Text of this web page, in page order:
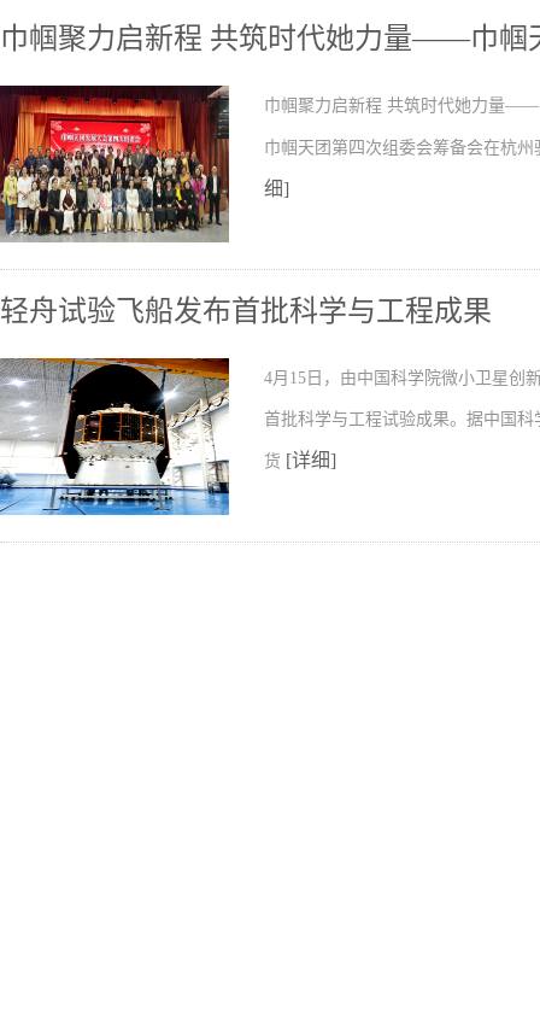
巾帼聚力启新程 共筑时代她力量——巾帼
巾帼聚力启新程 共筑时代她力量——
巾帼天团第四次组委会筹备会在杭
细]
轻舟试验飞船发布首批科学与工程成果
4月15日，由中国科学院微小卫星创
首批科学与工程试验成果。据中国
货 [详细]